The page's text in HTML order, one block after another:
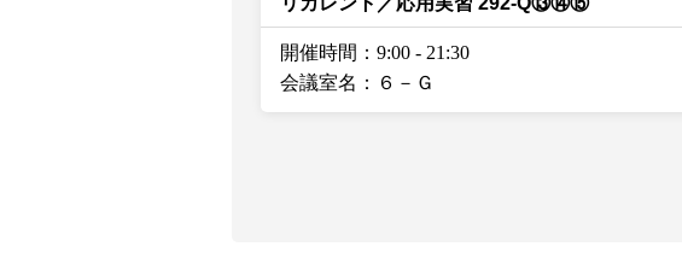
開催時間：9:00 - 21:30
会議室名：６－Ｇ